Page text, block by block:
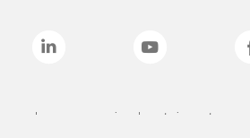
Las marcas mencionadas anteriormente son